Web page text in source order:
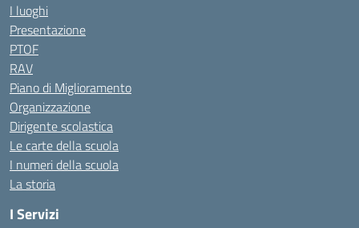
I luoghi
Presentazione
PTOF
RAV
Piano di Miglioramento
Organizzazione
Dirigente scolastica
Le carte della scuola
I numeri della scuola
La storia
I Servizi